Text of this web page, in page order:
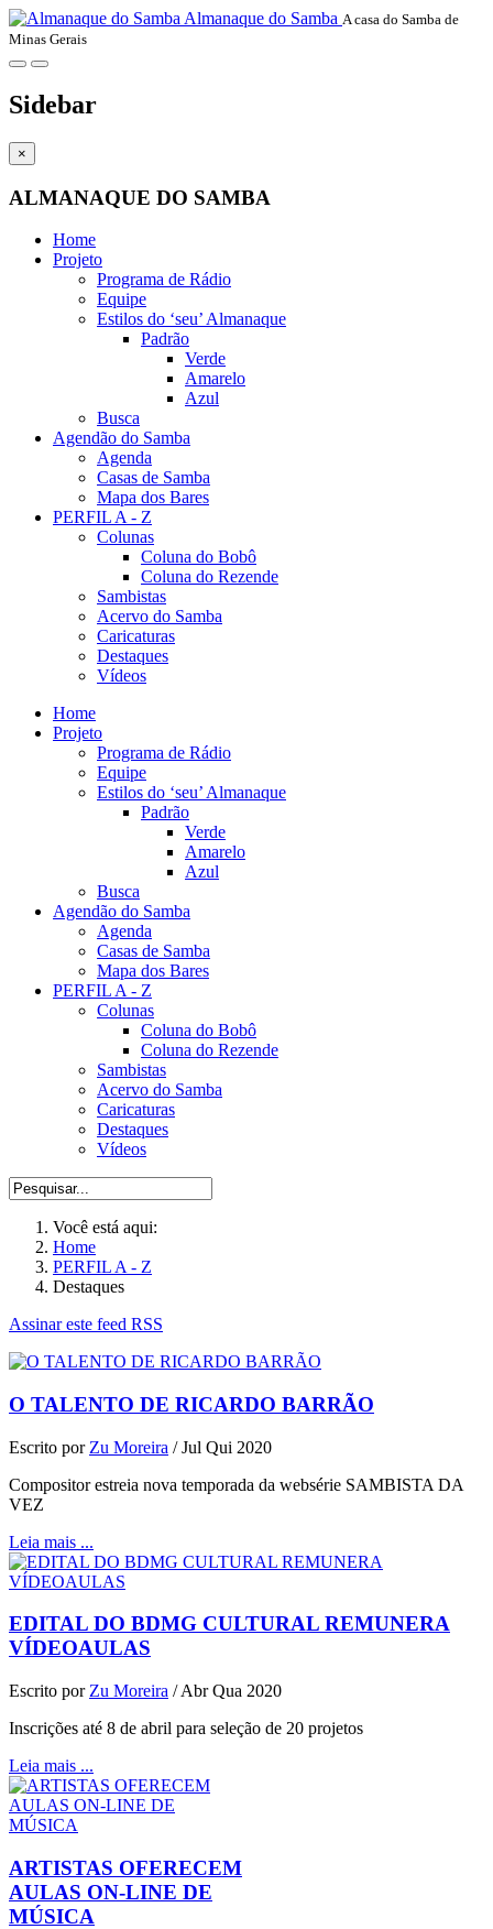
Almanaque do Samba A casa do Samba de
Minas Gerais
Sidebar
×
ALMANAQUE DO SAMBA
Home
Projeto
Programa de Rádio
Equipe
Estilos do ‘seu’ Almanaque
Padrão
Verde
Amarelo
Azul
Busca
Agendão do Samba
Agenda
Casas de Samba
Mapa dos Bares
PERFIL A - Z
Colunas
Coluna do Bobô
Coluna do Rezende
Sambistas
Acervo do Samba
Caricaturas
Destaques
Vídeos
Home
Projeto
Programa de Rádio
Equipe
Estilos do ‘seu’ Almanaque
Padrão
Verde
Amarelo
Azul
Busca
Agendão do Samba
Agenda
Casas de Samba
Mapa dos Bares
PERFIL A - Z
Colunas
Coluna do Bobô
Coluna do Rezende
Sambistas
Acervo do Samba
Caricaturas
Destaques
Vídeos
Você está aqui:
Home
PERFIL A - Z
Destaques
Assinar este feed RSS
O TALENTO DE RICARDO BARRÃO
Escrito por Zu Moreira /Jul Qui 2020
Compositor estreia nova temporada da websérie SAMBISTA DA
VEZ
Leia mais ...
EDITAL DO BDMG CULTURAL REMUNERA
VÍDEOAULAS
Escrito por Zu Moreira /Abr Qua 2020
Inscrições até 8 de abril para seleção de 20 projetos
Leia mais ...
ARTISTAS OFERECEM
AULAS ON-LINE DE
MÚSICA